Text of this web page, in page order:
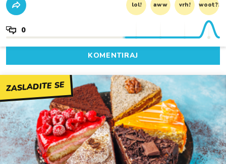
lol! aww vrh! woot?!
0
KOMENTIRAJ
ZASLADITE SE